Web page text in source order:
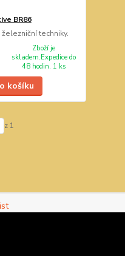
BR86
techniky.
Zboží je
skladem.Expedice do
48 hodin. 1 ks
košíku
z 1